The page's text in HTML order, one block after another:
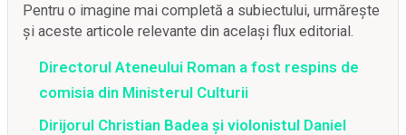
Pentru o imagine mai completă a subiectului, urmărește
și aceste articole relevante din același flux editorial.
Directorul Ateneului Roman a fost respins de
comisia din Ministerul Culturii
Dirijorul Christian Badea și violonistul Daniel